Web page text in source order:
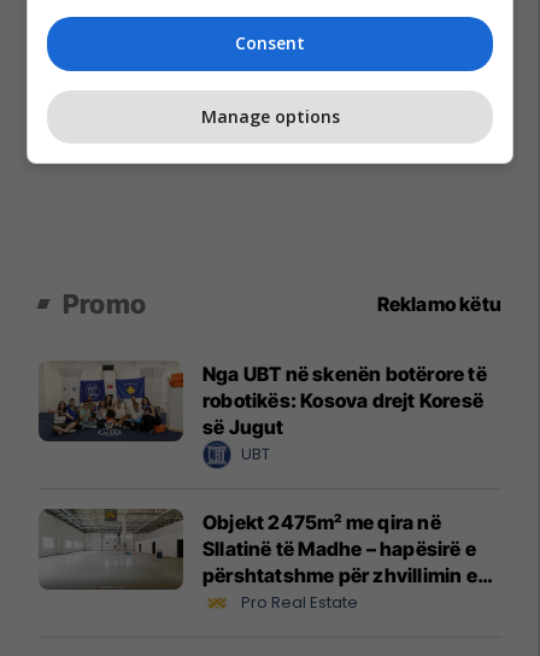
Promo Reklamo këtu
Nga UBT në skenën botërore të
robotikës: Kosova drejt Koresë
së Jugut
UBT
Objekt 2475m² me qira në
Sllatinë të Madhe – hapësirë e
përshtatshme për zhvillimin e
biznesit #16068
Pro Real Estate
Consent
Manage options